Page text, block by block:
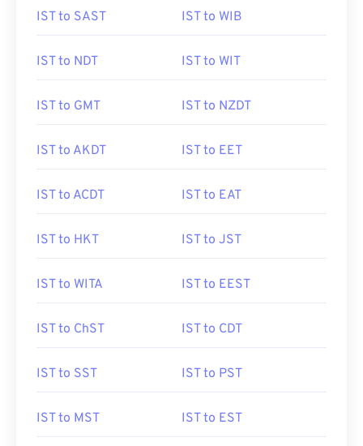
IST to SAST IST to WIB
IST to NDT IST to WIT
IST to GMT IST to NZDT
IST to AKDT IST to EET
IST to ACDT IST to EAT
IST to HKT IST to JST
IST to WITA IST to EEST
IST to ChST IST to CDT
IST to SST IST to PST
IST to MST IST to EST